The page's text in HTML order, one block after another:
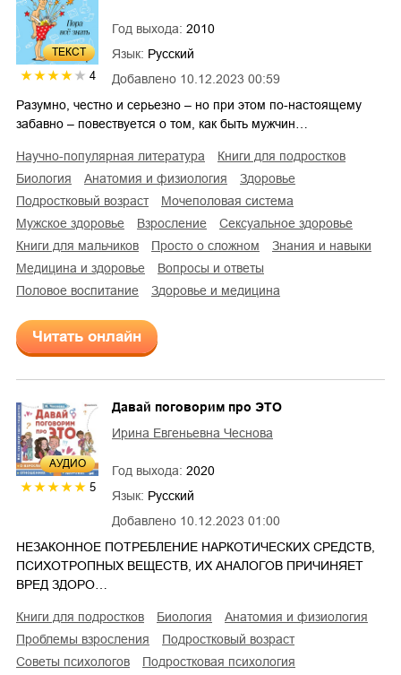
ТЕКСТ
4 Добавлено 10.12.2023 00:59
Год выхода: 2010
Язык: Русский
Разумно, честно и серьезно – но при этом по-настоящему
забавно – повествуется о том, как быть мужчин…
научно-популярная литература
книги для подростков
биология
анатомия и физиология
здоровье
подростковый возраст
мочеполовая система
мужское здоровье
взросление
сексуальное здоровье
книги для мальчиков
просто о сложном
знания и навыки
медицина и здоровье
вопросы и ответы
половое воспитание
здоровье и медицина
Читать онлайн
AУДИО
5
Добавлено 10.12.2023 01:00
Давай поговорим про ЭТО
Ирина Евгеньевна Чеснова
Год выхода: 2020
Язык: Русский
НЕЗАКОННОЕ ПОТРЕБЛЕНИЕ НАРКОТИЧЕСКИХ СРЕДСТВ,
ПСИХОТРОПНЫХ ВЕЩЕСТВ, ИХ АНАЛОГОВ ПРИЧИНЯЕТ
ВРЕД ЗДОРО…
книги для подростков биология
анатомия и физиология
проблемы взросления
подростковый возраст
советы психологов
подростковая психология